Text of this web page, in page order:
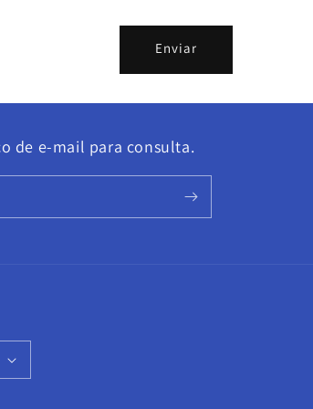
d
e
o
n
t
Enviar
de e-mail para consulta.